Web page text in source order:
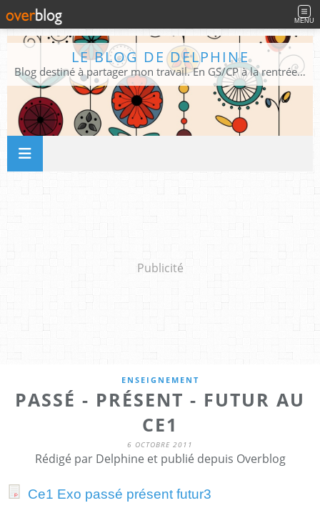
MENU
LE BLOG DE DELPHINE
Blog destiné à partager mon travail. En GS/CP à la rentrée 2026/2027 !
Publicité
ENSEIGNEMENT
PASSÉ - PRÉSENT - FUTUR AU
CE1
6 OCTOBRE 2011
Rédigé par Delphine et publié depuis Overblog
Ce1 Exo passé présent futur3